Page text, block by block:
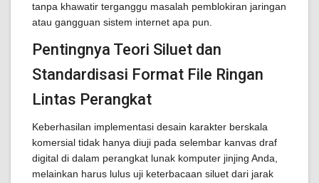
tanpa khawatir terganggu masalah pemblokiran jaringan
atau gangguan sistem internet apa pun.
Pentingnya Teori Siluet dan
Standardisasi Format File Ringan
Lintas Perangkat
Keberhasilan implementasi desain karakter berskala
komersial tidak hanya diuji pada selembar kanvas draf
digital di dalam perangkat lunak komputer jinjing Anda,
melainkan harus lulus uji keterbacaan siluet dari jarak